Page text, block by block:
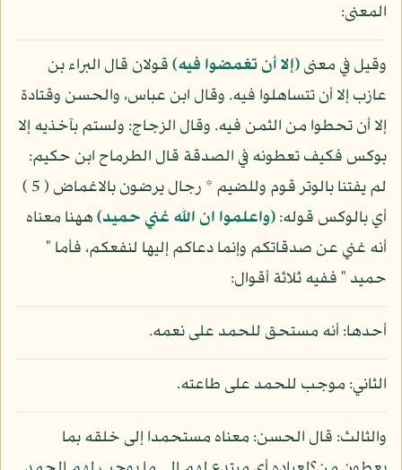
المعنى:
وقيل في معنى(إلا أن تغمضوا فيه)قولان قال البراء بن
عازب إلا أن تتساهلوا فيه. وقال ابن عباس، والحسن وقتادة
إلا أن تحطوا من الثمن فيه. وقال الزجاج: ولستم بآخذيه إلا
بوكس فكيف تعطونه في الصدقة قال الطرماح ابن حكيم:
لم يفتنا بالوتر قوم وللضيم * رجال يرضون بالاغماض ( 5 )
أي بالوكس قوله:(واعلموا ان الله غني حميد)ههنا معناه
أنه غني عن صدقاتكم وإنما دعاكم إليها لنفعكم، فأما "
حميد " ففيه ثلاثة أقوال:
أحدها: أنه مستحق للحمد على نعمه.
الثاني: موجب للحمد على طاعته.
والثالث: قال الحسن: معناه مستحمدا إلى خلقه بما